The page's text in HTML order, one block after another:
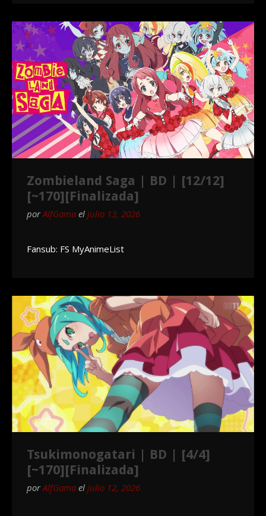
Zombieland Saga | BD | [12/12]
[~170][Finalizada]
porAlfGama el julio 13, 2026
Fansub: FS MyAnimeList
Tsukimonogatari | BD | [4/4]
[~170][Finalizada]
porAlfGama el julio 12, 2026